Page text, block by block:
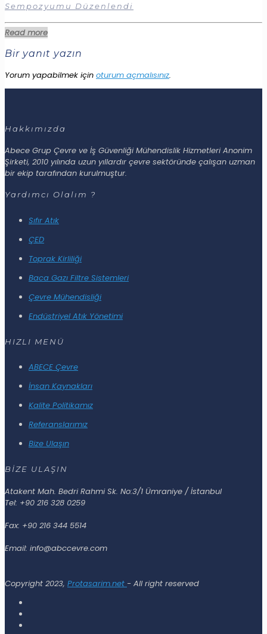
Sempozyumu Düzenlendi
Read more
Bir yanıt yazın
Yorum yapabilmek için oturum açmalısınız.
Hakkımızda
Abece Grup Çevre ve İş Güvenliği Mühendislik Hizmetleri Anonim
Şirketi, 2010 yılında uzun yıllardır çevre sektöründe çalışan uzman
bir ekip tarafından kurulmuştur.
Yardımcı Olalım ?
Sıfır Atık
ÇED
Toprak Kirliliği
Baca Gazı Filtre Sistemleri
Çevre Mühendisliği
Endüstriyel Atık Yönetimi
HIZLI MENÜ
ABECE Çevre
İnsan Kaynakları
Kalite Politikamız
Referanslarımız
Bize Ulaşın
BİZE ULAŞIN
Atakent Mah. Bedri Rahmi Sk. No:3/1 Ümraniye / İstanbul
Tel: +90 216 328 0259
Fax: +90 216 344 5514
Email: info@abccevre.com
Copyright 2023, Protasarim.net - All right reserved